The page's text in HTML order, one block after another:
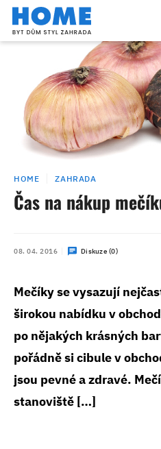
HOME ZAHRADA
Čas na nákup
08. 04. 2016 Diskuze (0)
Mečíky se vysazují
širokou nabídku v
po nějakých krásných
pořádně si cibule v
jsou pevné a zdravé.
stanoviště […]